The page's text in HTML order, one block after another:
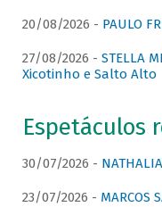
20/08/2026 - PAULO
27/08/2026 - STELLA
Xicotinho e Salto Alto
Espetáculos
30/07/2026 -
23/07/2026 - MARCOS